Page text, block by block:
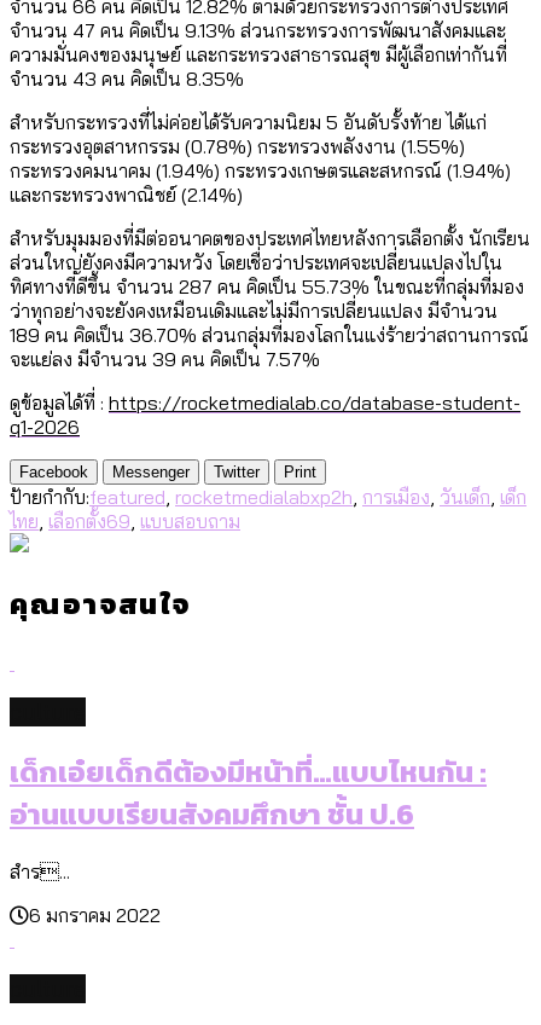
จำนวน 66 คน คิดเป็น 12.82% ตามด้วยกระทรวงการต่างประเทศ
จำนวน 47 คน คิดเป็น 9.13% ส่วนกระทรวงการพัฒนาสังคมและ
ความมั่นคงของมนุษย์ และกระทรวงสาธารณสุข มีผู้เลือกเท่ากันที่
จำนวน 43 คน คิดเป็น 8.35%
สำหรับกระทรวงที่ไม่ค่อยได้รับความนิยม 5 อันดับรั้งท้าย ได้แก่
กระทรวงอุตสาหกรรม (0.78%) กระทรวงพลังงาน (1.55%)
กระทรวงคมนาคม (1.94%) กระทรวงเกษตรและสหกรณ์ (1.94%)
และกระทรวงพาณิชย์ (2.14%)
สำหรับมุมมองที่มีต่ออนาคตของประเทศไทยหลังการเลือกตั้ง นักเรียน
ส่วนใหญ่ยังคงมีความหวัง โดยเชื่อว่าประเทศจะเปลี่ยนแปลงไปใน
ทิศทางที่ดีขึ้น จำนวน 287 คน คิดเป็น 55.73% ในขณะที่กลุ่มที่มอง
ว่าทุกอย่างจะยังคงเหมือนเดิมและไม่มีการเปลี่ยนแปลง มีจำนวน
189 คน คิดเป็น 36.70% ส่วนกลุ่มที่มองโลกในแง่ร้ายว่าสถานการณ์
จะแย่ลง มีจำนวน 39 คน คิดเป็น 7.57%
ดูข้อมูลได้ที่ : https://rocketmedialab.co/database-student-
q1-2026
Facebook Messenger Twitter Print
ป้ายกำกับ:featured rocketmedialabxp2h การเมือง วันเด็ก เด็ก
ไทย เลือกตั้ง69 แบบสอบถาม
คุณอาจสนใจ
เด็กเอ๋ยเด็กดีต้องมีหน้าที่…แบบไหนกัน :
อ่านแบบเรียนสังคมศึกษา ชั้น ป.6
สำร...
6 มกราคม 2022